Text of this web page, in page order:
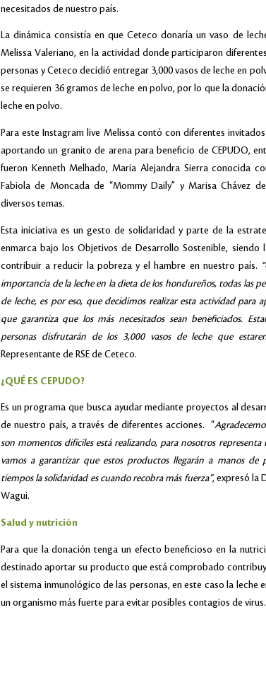
necesitados de nuestro país.
La dinámica consistía en que Ceteco donaría un vaso de
Melissa Valeriano, en la actividad donde participaron
personas y Ceteco decidió entregar 3,000 vasos de leche en
se requieren 36 gramos de leche en polvo, por lo que la
leche en polvo.
Para este Instagram live Melissa contó con diferentes
aportando un granito de arena para beneficio de CEPUDO,
fueron Kenneth Melhado, Maria Alejandra Sierra conocida
Fabiola de Moncada de “Mommy Daily” y Marisa Chávez
diversos temas.
Esta iniciativa es un gesto de solidaridad y parte de la
enmarca bajo los Objetivos de Desarrollo Sostenible,
contribuir a reducir la pobreza y el hambre en nuestro país.
importancia de la leche en la dieta de los hondureños, todas las
de leche, es por eso, que decidimos realizar esta actividad para
que garantiza que los más necesitados sean beneficiados.
personas disfrutarán de los 3,000 vasos de leche que
Representante de RSE de Ceteco.
¿QUÉ ES CEPUDO?
Es un programa que busca ayudar mediante proyectos al
de nuestro país, a través de diferentes acciones. “
son momentos difíciles está realizando, para nosotros
vamos a garantizar que estos productos llegarán a manos de
tiempos la solidaridad es cuando recobra más fuerza”, expresó la
Wagui.
Salud y nutrición
Para que la donación tenga un efecto beneficioso en la
destinado aportar su producto que está comprobado
el sistema inmunológico de las personas, en este caso la leche
un organismo más fuerte para evitar posibles contagios de virus.